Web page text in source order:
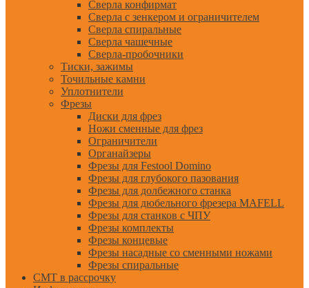
Сверла конфирмат
Сверла с зенкером и ограничителем
Сверла спиральные
Сверла чашечные
Сверла-пробочники
Тиски, зажимы
Точильные камни
Уплотнители
Фрезы
Диски для фрез
Ножи сменные для фрез
Ограничители
Органайзеры
Фрезы для Festool Domino
Фрезы для глубокого пазования
Фрезы для долбежного станка
Фрезы для дюбельного фрезера MAFELL
Фрезы для станков с ЧПУ
Фрезы комплекты
Фрезы концевые
Фрезы насадные со сменными ножами
Фрезы спиральные
CMT в рассрочку